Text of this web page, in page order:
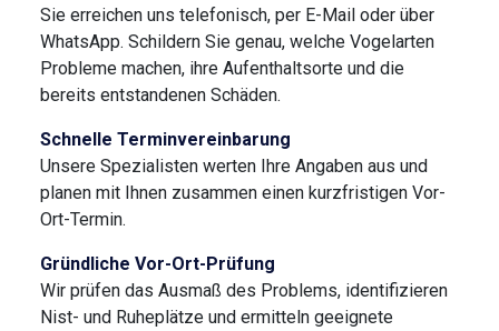
Sie erreichen uns telefonisch, per E-Mail oder über
WhatsApp. Schildern Sie genau, welche Vogelarten
Probleme machen, ihre Aufenthaltsorte und die
bereits entstandenen Schäden.
Schnelle Terminvereinbarung
Unsere Spezialisten werten Ihre Angaben aus und
planen mit Ihnen zusammen einen kurzfristigen Vor-
Ort-Termin.
Gründliche Vor-Ort-Prüfung
Wir prüfen das Ausmaß des Problems, identifizieren
Nist- und Ruheplätze und ermitteln geeignete